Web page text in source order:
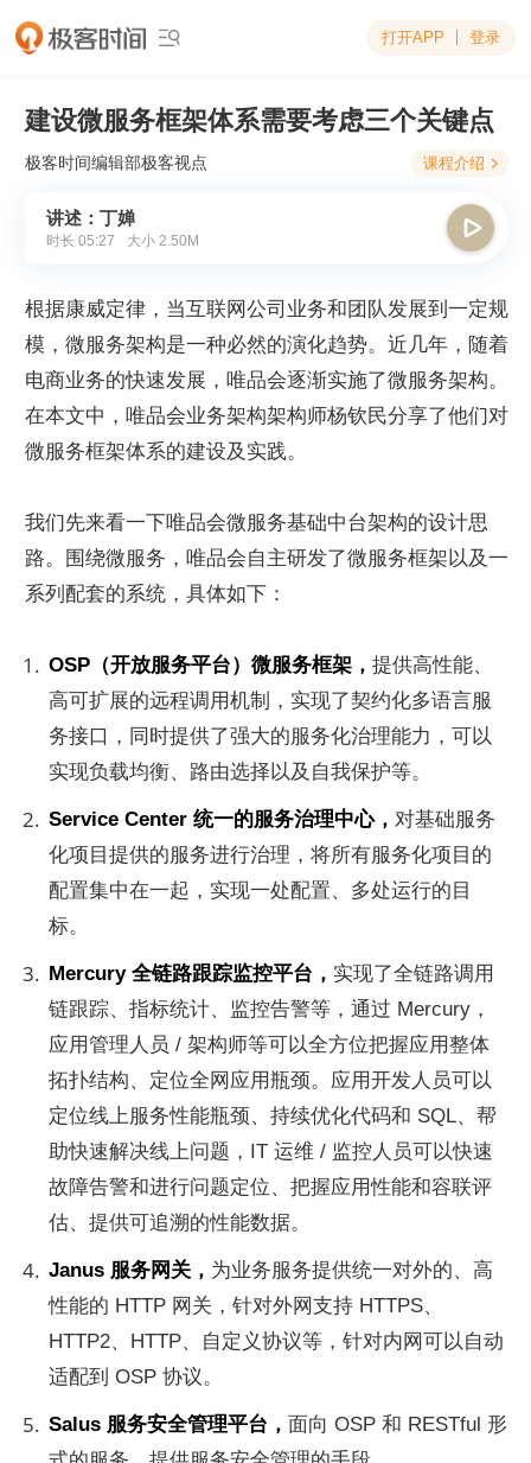
 打开APP 登录
建设微服务框架体系需要考虑三个关键点
极客时间编辑部极客视点 课程介绍 
讲述：丁婵
时长 05:27 大小 2.50M

根据康威定律，当互联网公司业务和团队发展到一定规
模，微服务架构是一种必然的演化趋势。近几年，随着
电商业务的快速发展，唯品会逐渐实施了微服务架构。
在本文中，唯品会业务架构架构师杨钦民分享了他们对
微服务框架体系的建设及实践。
我们先来看一下唯品会微服务基础中台架构的设计思
路。围绕微服务，唯品会自主研发了微服务框架以及一
系列配套的系统，具体如下：
OSP（开放服务平台）微服务框架， 提供高性能、
高可扩展的远程调用机制，实现了契约化多语言服
务接口，同时提供了强大的服务化治理能力，可以
实现负载均衡、路由选择以及自我保护等。
Service Center 统一的服务治理中心， 对基础服务
化项目提供的服务进行治理，将所有服务化项目的
配置集中在一起，实现一处配置、多处运行的目
标。
Mercury 全链路跟踪监控平台， 实现了全链路调用
链跟踪、指标统计、监控告警等，通过 Mercury，
应用管理人员 / 架构师等可以全方位把握应用整体
拓扑结构、定位全网应用瓶颈。应用开发人员可以
定位线上服务性能瓶颈、持续优化代码和 SQL、帮
助快速解决线上问题，IT 运维 / 监控人员可以快速
故障告警和进行问题定位、把握应用性能和容联评
估、提供可追溯的性能数据。
Janus 服务网关， 为业务服务提供统一对外的、高
性能的 HTTP 网关，针对外网支持 HTTPS、
HTTP2、HTTP、自定义协议等，针对内网可以自动
适配到 OSP 协议。
Salus 服务安全管理平台， 面向 OSP 和 RESTful 形